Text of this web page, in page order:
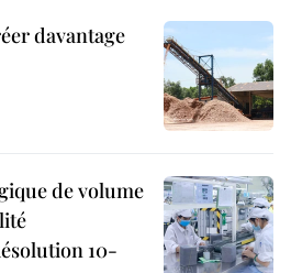
davantage
de volume
10-